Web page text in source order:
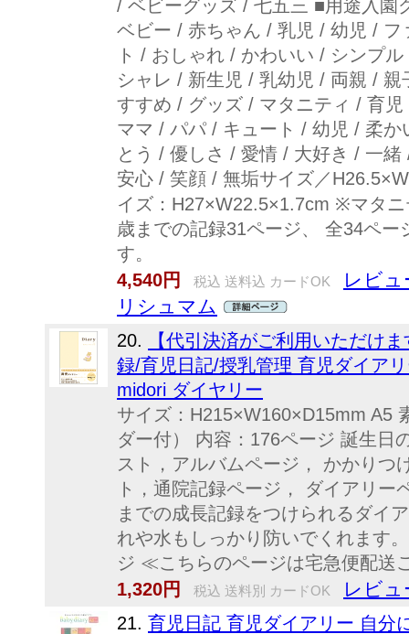
/ ベビーグッズ / 七五三 ■用途入園
ベビー / 赤ちゃん / 乳児 / 幼児 /
ト / おしゃれ / かわいい / シンプ
シャレ / 新生児 / 乳幼児 / 両親 /
すすめ / グッズ / マタニティ / 育
ママ / パパ / キュート / 幼児 / 柔
とう / 優しさ / 愛情 / 大好き / 一
安心 / 笑顔 / 無垢サイズ／
イズ：H27×W22.5×1.7cm ※マタ
歳までの記録31ページ、 全34ペー
す。
4,540円
税込 送料込 カードOK
レビュ
リシュマム
20.
【代引決済がご利用いただけ
録/育児日記/授乳管理 育児ダイア
midori ダイヤリー
サイズ：H215×W160×D15mm A5
ダー付） 内容：176ページ 誕生日
スト，アルバムページ， かかりつ
ト，通院記録ページ， ダイアリ
までの成長記録をつけられるダイ
れや水もしっかり防いでくれます
ジ ≪こちらのページは宅急便配送
1,320円
税込 送料別 カードOK レビュ
21. 育児日記 育児ダイアリー 自分